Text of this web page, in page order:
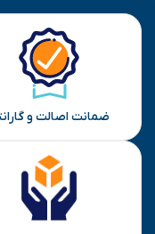
ضمانت اصالت و